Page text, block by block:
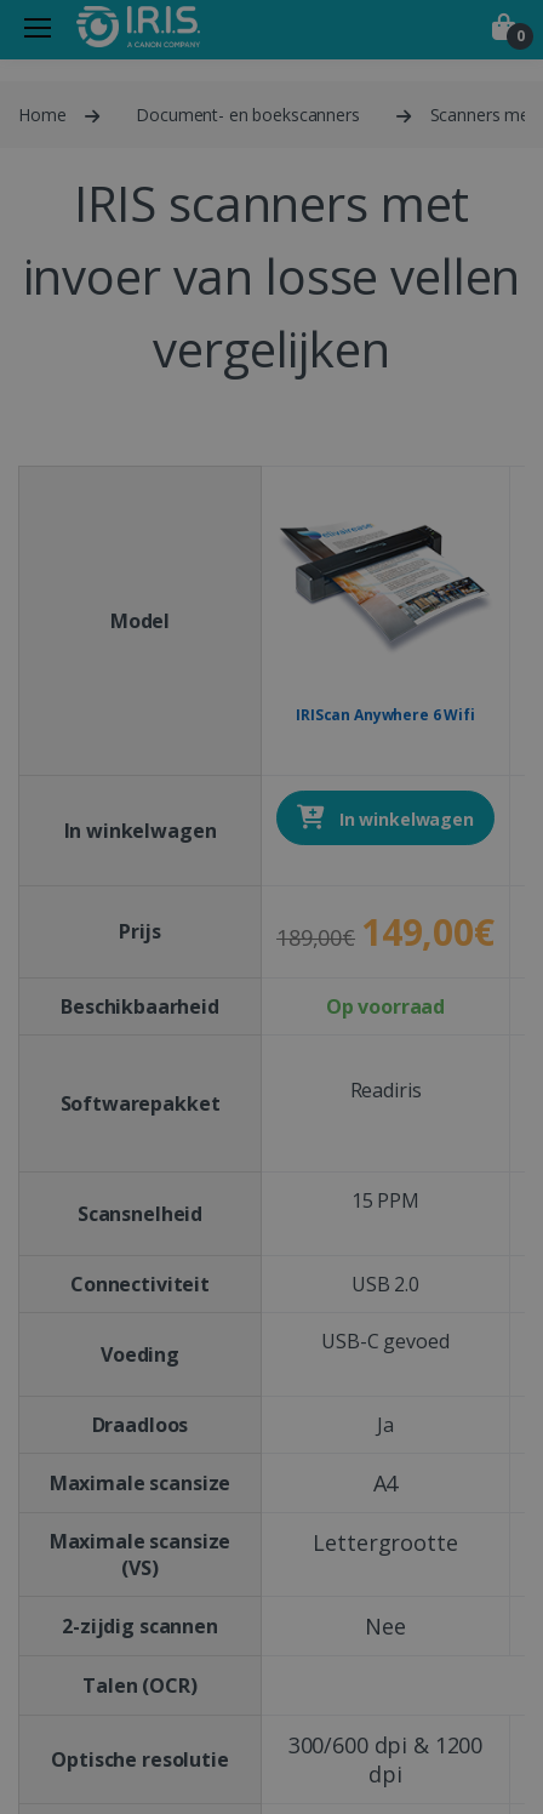
0
Home Document- en boekscanners Scanners met
IRIS scanners met
invoer van losse vellen
vergelijken
Model
IRIScan Anywhere 6 Wifi
In winkelwagen In winkelwagen
Prijs 189,00€ 149,00€
Beschikbaarheid Op voorraad
Softwarepakket Readiris
Scansnelheid 15 PPM
Connectiviteit USB 2.0
Voeding USB-C gevoed
Draadloos Ja
Maximale scansize A4
Maximale scansize
(VS)
Lettergrootte
2-zijdig scannen Nee
Talen (OCR)
Optische resolutie
300/600 dpi & 1200
dpi